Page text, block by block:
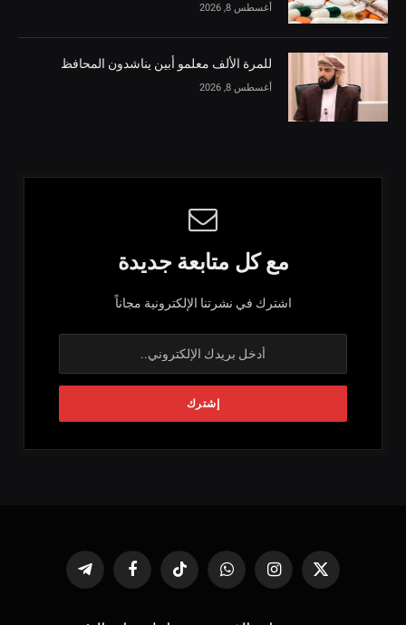
أغسطس 8, 2026
للمرة الألف معلمو أبين يناشدون المحافظ
أغسطس 8, 2026
مع كل متابعة جديدة
اشترك في نشرتنا الإلكترونية مجاناً
X
الانستغرامواتساب تيكتوك فيسبوك تيلقرام